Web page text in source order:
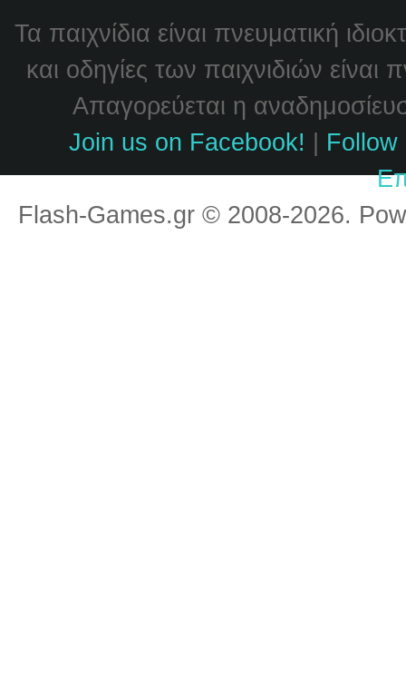
Τα παιχνίδια είναι πνευματική
και οδηγίες των παιχνιδιών
Απαγορεύεται η
Join us on Facebook!
Follow
Flash-Games.gr © 2008-2026.